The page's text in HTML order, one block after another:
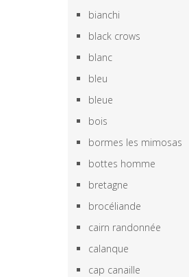
bianchi
black crows
blanc
bleu
bleue
bois
bormes les mimosas
bottes homme
bretagne
brocéliande
cairn randonnée
calanque
cap canaille